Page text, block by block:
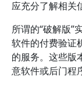
应充分了解相关
所谓的“破解版”
软件的付费验证
的服务。这些版
意软件或后门程